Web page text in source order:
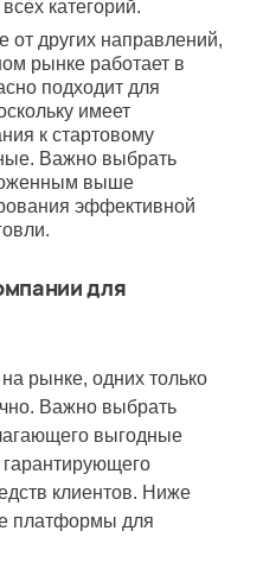
категорий.
от других направлений,
рынке работает в
подходит для
имеет
к стартовому
Важно выбрать
выше
эффективной
для
рынке, одних только
Важно выбрать
выгодные
гарантирующего
клиентов. Ниже
платформы для